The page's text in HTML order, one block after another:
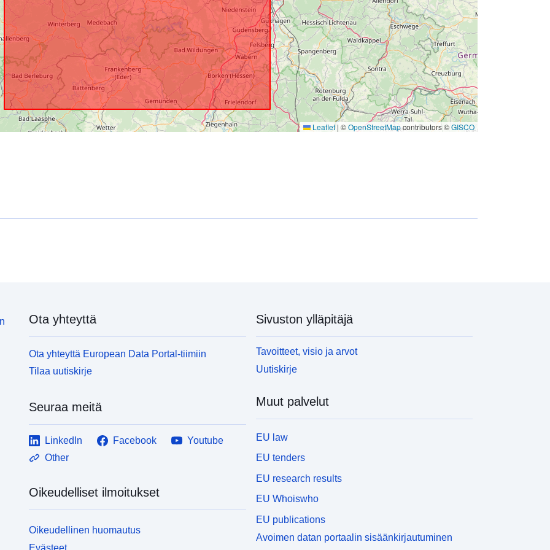
Leaflet | ©OpenStreetMapcontributors ©GISCO
Ota yhteyttä
Ota yhteyttä European Data Portal-tiimiin
Tilaa uutiskirje
Seuraa meitä
LinkedIn Facebook
Youtube
Other
Oikeudelliset ilmoitukset
Oikeudellinen huomautus
Evästeet
Sivuston ylläpitäjä
Tavoitteet, visio ja arvot
Uutiskirje
Muut palvelut
EU law
EU tenders
EU research results
EU Whoiswho
EU publications
Avoimen datan portaalin sisäänkirjautuminen